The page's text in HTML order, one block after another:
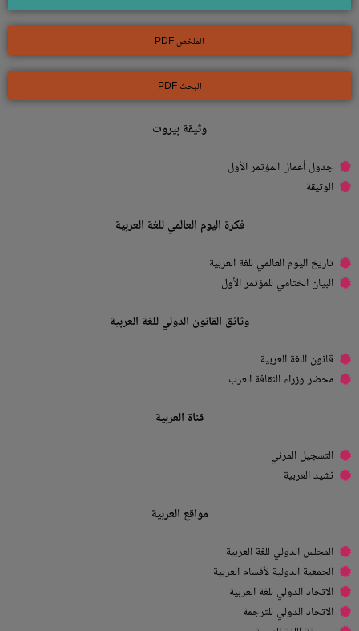
الملخص PDF
البحث PDF
وثيقة بيروت
جدول أعمال المؤتمر الأول
الوثيقة
فكرة اليوم العالمي للغة العربية
تاريخ اليوم العالمي للغة العربية
البيان الختامي للمؤتمر الأول
وثائق القانون الدولي للغة العربية
قانون اللغة العربية
محضر وزراء الثقافة العرب
قناة العربية
التسجيل المرئي
نشيد العربية
مواقع العربية
المجلس الدولي للغة العربية
الجمعية الدولية لأقسام العربية
الاتحاد الدولي للغة العربية
الاتحاد الدولي للترجمة